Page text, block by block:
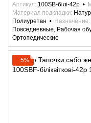
Артикул 100SB-білі-42р
Материал подкладки
Полиуретан
Назначение
Повседневные, Рабочая
Ортопедические
−5%